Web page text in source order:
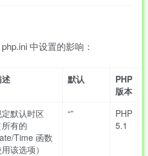
中设置的影响：
默认
PHP
版本
默认时区
所有的
Time 函数
该选项）
“”
PHP
5.1